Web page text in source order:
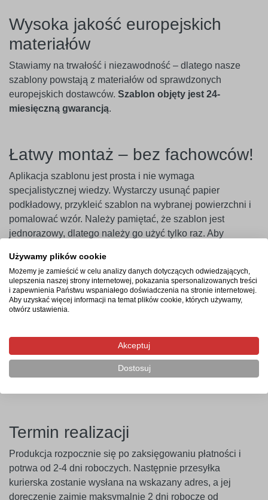
Wysoka jakość europejskich
materiałów
Stawiamy na trwałość i niezawodność – dlatego nasze
szablony powstają z materiałów od sprawdzonych
europejskich dostawców. Szablon objęty jest 24-
miesięczną gwarancją.
Łatwy montaż – bez fachowców!
Aplikacja szablonu jest prosta i nie wymaga
specjalistycznej wiedzy. Wystarczy usunąć papier
podkładowy, przykleić szablon na wybranej powierzchni i
pomalować wzór. Należy pamiętać, że szablon jest
jednorazowy, dlatego należy go użyć tylko raz. Aby
ciągu 14 dni od zakupu.
Ważne! Szablony najlepiej przylegają do gładkich i
niepylących powierzchni. W przypadku ścian pokrytych
farbami o wysokiej zawartości lateksu (np. ceramicznymi,
przeprowadzenie próby przyczepności. Producent nie
ponosi odpowiedzialności za nieprawidłowe zastosowanie
produktu. Szablon należy montować minimum 14 dni po
Termin realizacji
Produkcja rozpocznie się po zaksięgowaniu płatności i
potrwa od 2-4 dni roboczych. Następnie przesyłka
kurierska zostanie wysłana na wskazany adres, a jej
doręczenie zajmie maksymalnie 2 dni robocze od
Używamy plików cookie
Możemy je zamieścić w celu analizy danych dotyczących odwiedzających,
ulepszenia naszej strony internetowej, pokazania spersonalizowanych treści
i zapewnienia Państwu wspaniałego doświadczenia na stronie internetowej.
Aby uzyskać więcej informacji na temat plików cookie, których używamy,
otwórz ustawienia.
Akceptuj
Dostosuj